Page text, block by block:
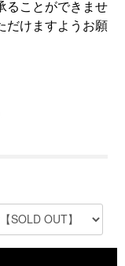
ることができませ
だけますようお願